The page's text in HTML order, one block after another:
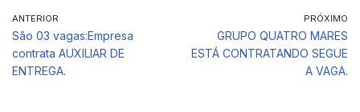
ANTERIOR
São 03 vagas:Empresa
contrata AUXILIAR DE
ENTREGA.
PRÓXIMO
GRUPO QUATRO MARES
ESTÁ CONTRATANDO SEGUE
A VAGA.